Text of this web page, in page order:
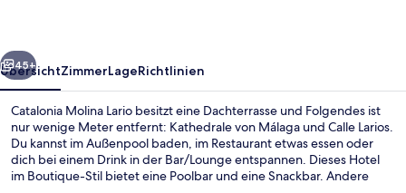
Weiter
45+
ÜbersichtZimmerLageRichtlinien
Catalonia Molina Lario besitzt eine Dachterrasse und Folgendes ist
nur wenige Meter entfernt: Kathedrale von Málaga und Calle Larios.
Du kannst im Außenpool baden, im Restaurant etwas essen oder
dich bei einem Drink in der Bar/Lounge entspannen. Dieses Hotel
im Boutique-Stil bietet eine Poolbar und eine Snackbar. Andere